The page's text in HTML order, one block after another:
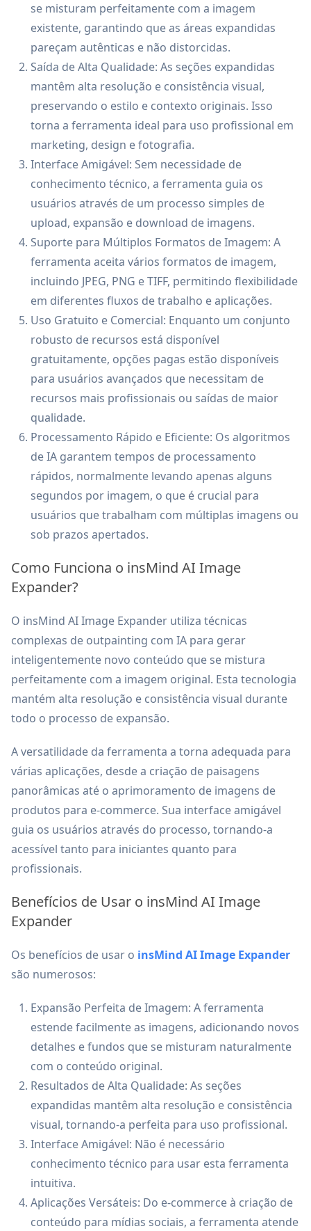
se misturam perfeitamente com a imagem
existente, garantindo que as áreas expandidas
pareçam autênticas e não distorcidas.
Saída de Alta Qualidade: As seções expandidas
mantêm alta resolução e consistência visual,
preservando o estilo e contexto originais. Isso
torna a ferramenta ideal para uso profissional em
marketing, design e fotografia.
Interface Amigável: Sem necessidade de
conhecimento técnico, a ferramenta guia os
usuários através de um processo simples de
upload, expansão e download de imagens.
Suporte para Múltiplos Formatos de Imagem: A
ferramenta aceita vários formatos de imagem,
incluindo JPEG, PNG e TIFF, permitindo flexibilidade
em diferentes fluxos de trabalho e aplicações.
Uso Gratuito e Comercial: Enquanto um conjunto
robusto de recursos está disponível
gratuitamente, opções pagas estão disponíveis
para usuários avançados que necessitam de
recursos mais profissionais ou saídas de maior
qualidade.
Processamento Rápido e Eficiente: Os algoritmos
de IA garantem tempos de processamento
rápidos, normalmente levando apenas alguns
segundos por imagem, o que é crucial para
usuários que trabalham com múltiplas imagens ou
sob prazos apertados.
Como Funciona o insMind AI Image
Expander?
O insMind AI Image Expander utiliza técnicas
complexas de outpainting com IA para gerar
inteligentemente novo conteúdo que se mistura
perfeitamente com a imagem original. Esta tecnologia
mantém alta resolução e consistência visual durante
todo o processo de expansão.
A versatilidade da ferramenta a torna adequada para
várias aplicações, desde a criação de paisagens
panorâmicas até o aprimoramento de imagens de
produtos para e-commerce. Sua interface amigável
guia os usuários através do processo, tornando-a
acessível tanto para iniciantes quanto para
profissionais.
Benefícios de Usar o insMind AI Image
Expander
Os benefícios de usar o insMind AI Image Expander
são numerosos:
Expansão Perfeita de Imagem: A ferramenta
estende facilmente as imagens, adicionando novos
detalhes e fundos que se misturam naturalmente
com o conteúdo original.
Resultados de Alta Qualidade: As seções
expandidas mantêm alta resolução e consistência
visual, tornando-a perfeita para uso profissional.
Interface Amigável: Não é necessário
conhecimento técnico para usar esta ferramenta
intuitiva.
Aplicações Versáteis: Do e-commerce à criação de
conteúdo para mídias sociais, a ferramenta atende